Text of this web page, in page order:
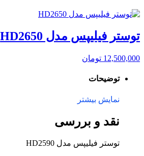
توستر فیلیپس مدل HD2650
12,500,000 تومان
توضیحات
نمایش بیشتر
نقد و بررسی
توستر فیلیپس مدل HD2590